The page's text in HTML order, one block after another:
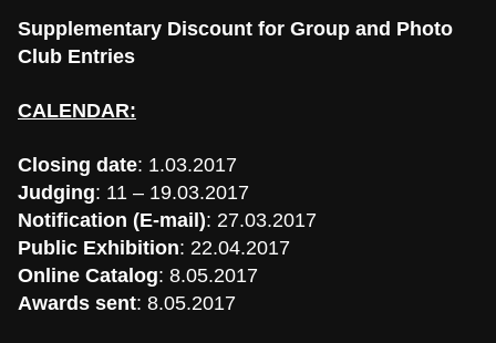
Supplementary Discount for Group and Photo
Club Entries
CALENDAR:
Closing date: 1.03.2017
Judging: 11 – 19.03.2017
Notification (E-mail): 27.03.2017
Public Exhibition: 22.04.2017
Online Catalog: 8.05.2017
Awards sent: 8.05.2017